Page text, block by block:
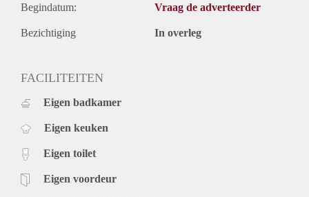
Begindatum: Vraag de adverteerder
Bezichtiging In overleg
FACILITEITEN
Eigen badkamer
Eigen keuken
Eigen toilet
Eigen voordeur